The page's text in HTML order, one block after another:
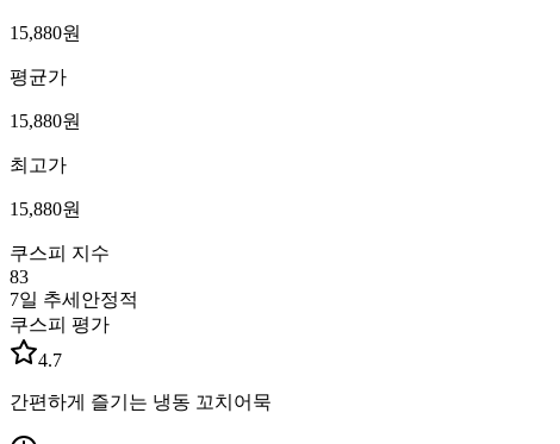
15,880원
평균가
15,880원
최고가
15,880원
쿠스피 지수
83
7일 추세 안정적
쿠스피 평가
4.7
간편하게 즐기는 냉동 꼬치어묵